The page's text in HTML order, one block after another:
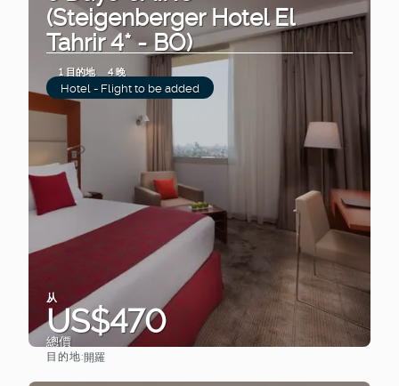
(Steigenberger Hotel El
Tahrir 4* - BO)
1 目的地 4 晚
Hotel - Flight to be added
从
US$470
總價
目的地:開羅